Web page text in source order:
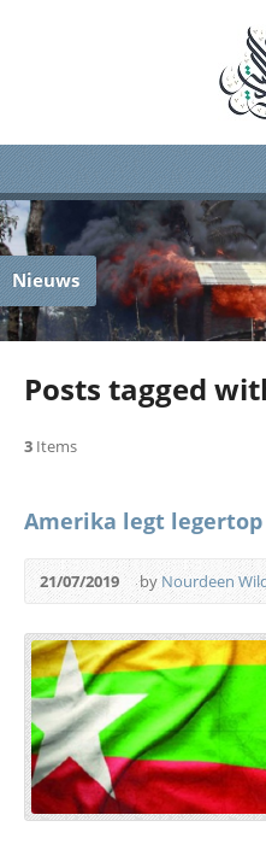
Nieuws
Posts tagged
3 Items
Amerika legt
21/07/2019 by Nourdeen